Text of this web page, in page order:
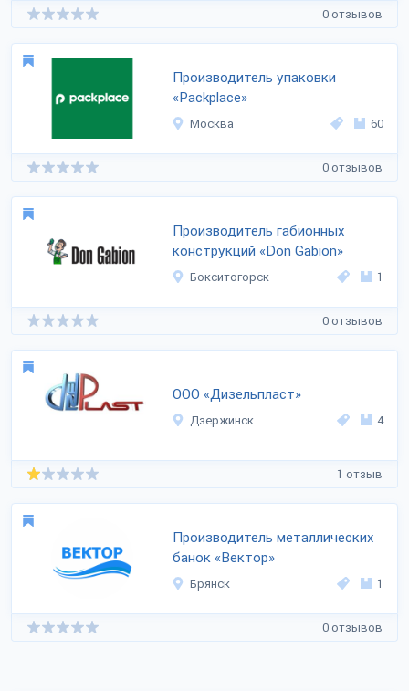
0 отзывов
Производитель упаковки
«Packplace»
Москва 60
0 отзывов
Производитель габионных
конструкций «Don Gabion»
Бокситогорск 1
0 отзывов
ООО «Дизельпласт»
Дзержинск 4
1 отзыв
Производитель металлических
банок «Вектор»
Брянск 1
0 отзывов